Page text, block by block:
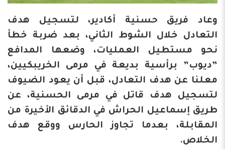
وعاد فريق حسنية أكادير، لتسجيل هدف
التعادل خلال الشوط الثاني، بعد ضربة خطأ
نحو مستطيل العمليات، وضعها المدافع
”ديوب” برأسية بديعة في مرمى الخريبكيين،
معلنا عن هدف التعادل، قبل أن يعود الضيوف
لتسجيل هدف قاتل في مرمى الحسنية، عن
طريق إسماعيل الحراش في الدقائق الأخيرة من
المقابلة، بعدما تجاوز الحارس ووقع هدف
الخلاص.